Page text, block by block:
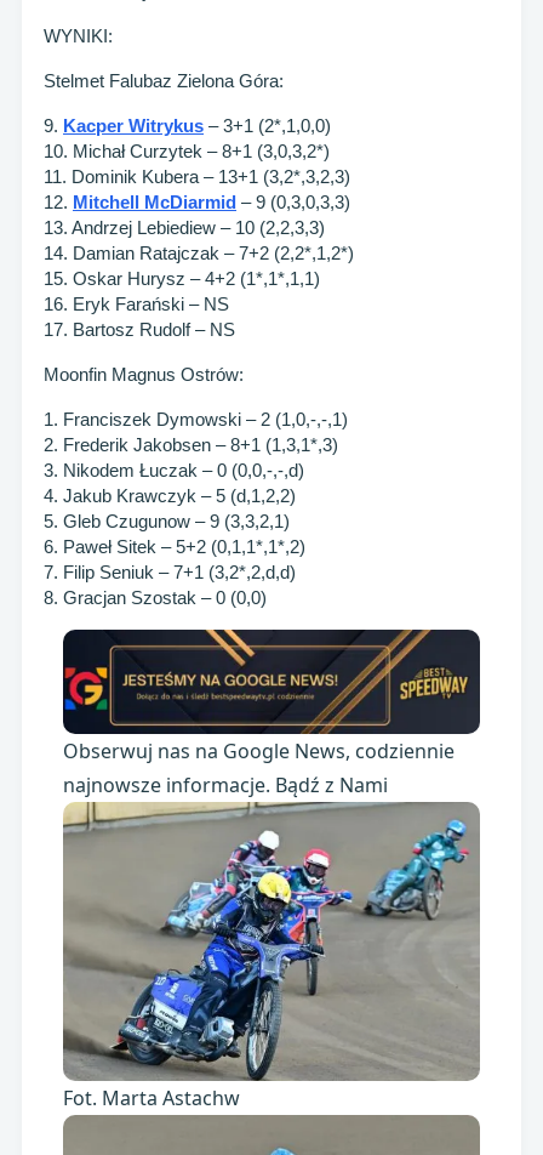
WYNIKI:
Stelmet Falubaz Zielona Góra:
9. Kacper Witrykus – 3+1 (2*,1,0,0)
10. Michał Curzytek – 8+1 (3,0,3,2*)
11. Dominik Kubera – 13+1 (3,2*,3,2,3)
12. Mitchell McDiarmid – 9 (0,3,0,3,3)
13. Andrzej Lebiediew – 10 (2,2,3,3)
14. Damian Ratajczak – 7+2 (2,2*,1,2*)
15. Oskar Hurysz – 4+2 (1*,1*,1,1)
16. Eryk Farański – NS
17. Bartosz Rudolf – NS
Moonfin Magnus Ostrów:
1. Franciszek Dymowski – 2 (1,0,-,-,1)
2. Frederik Jakobsen – 8+1 (1,3,1*,3)
3. Nikodem Łuczak – 0 (0,0,-,-,d)
4. Jakub Krawczyk – 5 (d,1,2,2)
5. Gleb Czugunow – 9 (3,3,2,1)
6. Paweł Sitek – 5+2 (0,1,1*,1*,2)
7. Filip Seniuk – 7+1 (3,2*,2,d,d)
8. Gracjan Szostak – 0 (0,0)
Obserwuj nas na Google News, codziennie
najnowsze informacje. Bądź z Nami
Fot. Marta Astachw